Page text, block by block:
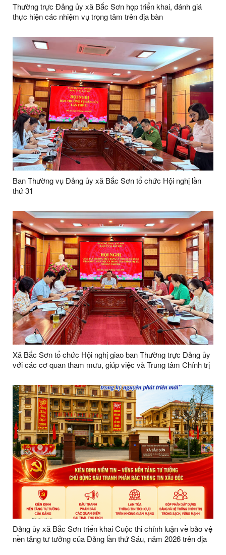
Thường trực Đảng ủy xã Bắc Sơn họp triển khai, đánh giá
thực hiện các nhiệm vụ trọng tâm trên địa bàn
Ban Thường vụ Đảng ủy xã Bắc Sơn tổ chức Hội nghị lần
thứ 31
Xã Bắc Sơn tổ chức Hội nghị giao ban Thường trực Đảng ủy
với các cơ quan tham mưu, giúp việc và Trung tâm Chính trị
Đảng ủy xã Bắc Sơn triển khai Cuộc thi chính luận về bảo vệ
nền tảng tư tưởng của Đảng lần thứ Sáu, năm 2026 trên địa